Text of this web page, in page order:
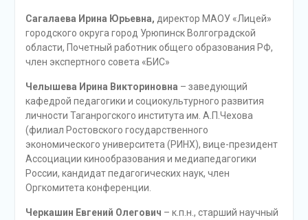
Сагалаева Ирина Юрьевна, директор МАОУ «Лицей»
городского округа город Урюпинск Волгоградской
области, Почетный работник общего образования РФ,
член экспертного совета «БИС»
Челышева Ирина Викториновна – заведующий
кафедрой педагогики и социокультурного развития
личности Таганрогского института им. А.П.Чехова
(филиал Ростовского государственного
экономического университета (РИНХ), вице-президент
Ассоциации кинообразования и медиапедагогики
России, кандидат педагогических наук, член
Оргкомитета конференции.
Черкашин Евгений Олегович – к.п.н., старший научный